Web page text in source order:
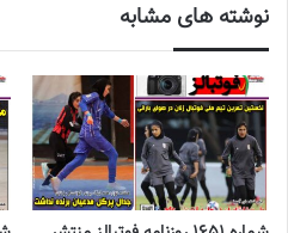
فوق داشته باشیم.
◾️با فوتبالز همراه شوید◾️فوتبالز را در
◾️
footballs.women@
برچسب ها روزنامه فوتبالز فوتبال زنان
نوشته های مشابه